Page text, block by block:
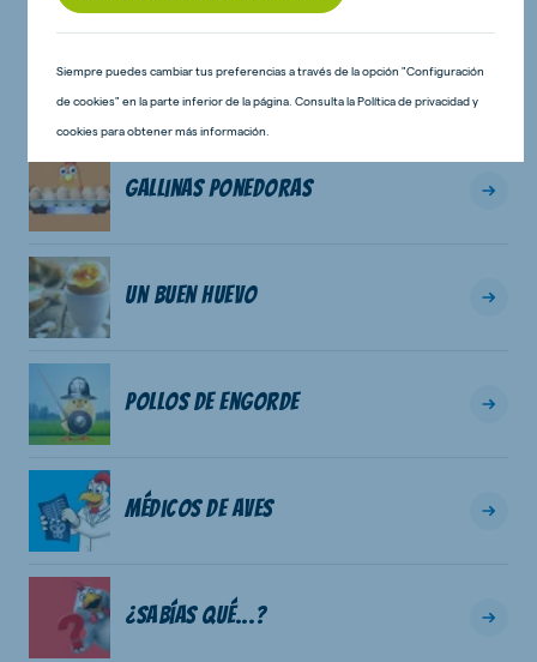
¿Qué comen los pollos?
Gallinas ponedoras
Un buen huevo
Pollos de engorde
Médicos de aves
¿Sabías qué...?
Siempre puedes cambiar tus preferencias a través de la opción "Configuración
de cookies" en la parte inferior de la página. Consulta la Política de privacidad y
cookies para obtener más información.